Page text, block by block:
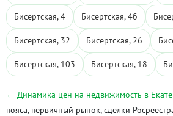
Бисертская, 4 Бисертская, 4б
Бисертская, 32 Бисертская, 26
Бисертская, 103 Бисертская, 18
← Динамика цен на недвижимость в
пояса, первичный рынок, сделки